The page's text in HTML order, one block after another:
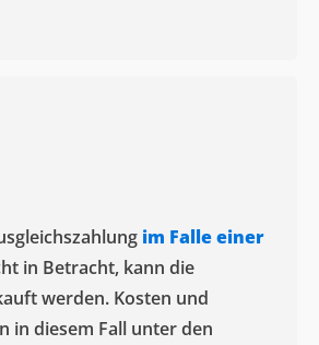
im Falle einer
in Betracht, kann die
werden. Kosten und
in diesem Fall unter den